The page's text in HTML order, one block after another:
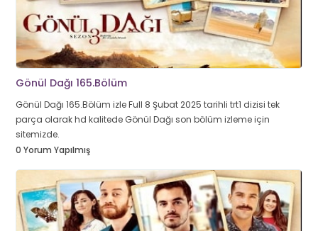
Gönül Dağı 165.Bölüm
Gönül Dağı 165.Bölüm izle Full 8 Şubat 2025 tarihli trt1 dizisi tek
parça olarak hd kalitede Gönül Dağı son bölüm izleme için
sitemizde.
0 Yorum Yapılmış